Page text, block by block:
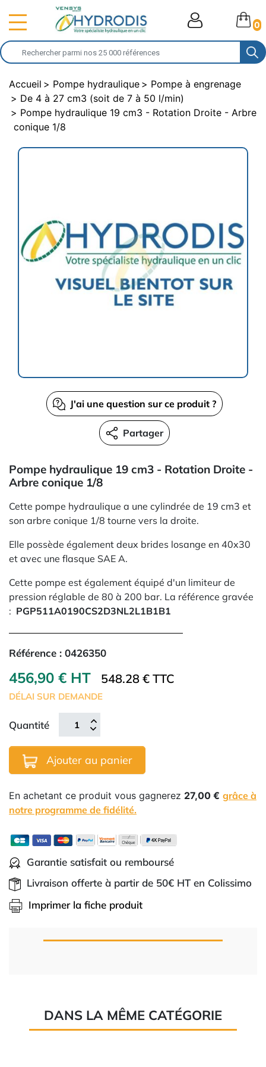
0
Accueil Pompe hydraulique
Pompe à engrenage
De 4 à 27 cm3 (soit de 7 à 50 l/min)
Pompe hydraulique 19 cm3 - Rotation Droite - Arbre
conique 1/8
J'ai une question sur ce produit ?
Partager
Pompe hydraulique 19 cm3 - Rotation Droite -
Arbre conique 1/8
Cette pompe hydraulique a une cylindrée de 19 cm3 et
son arbre conique 1/8 tourne vers la droite.
Elle possède également deux brides losange en 40x30
et avec une flasque SAE A.
Cette pompe est également équipé d'un limiteur de
pression réglable de 80 à 200 bar. La référence gravée
: PGP511A0190CS2D3NL2L1B1B1
Référence : 0426350
456,90 € HT 548.28 € TTC
DÉLAI SUR DEMANDE
Quantité
Ajouter au panier
En achetant ce produit vous gagnerez 27,00 € grâce à
notre programme de fidélité.
Garantie satisfait ou remboursé
Livraison offerte à partir de 50€ HT en Colissimo
Imprimer la fiche produit
DANS LA MÊME CATÉGORIE